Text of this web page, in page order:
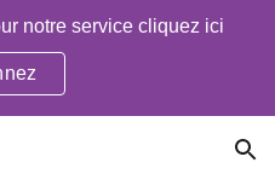
notre service cliquez ici